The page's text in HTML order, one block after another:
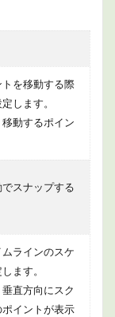
を移動する際
します。
動するポイン
スナップする
ラインのスケ
ます。
直方向にスク
イントが表示